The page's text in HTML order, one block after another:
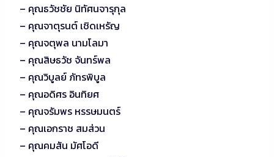
– คุณธวัชชัย นิทัศนจารุกุล
– คุณจาตุรนต์ เชิดเหรัญ
– คุณจตุพล นามโลมา
– คุณสิษธวัช จันทร์พล
– คุณวิบูลย์ ภัทรพิบูล
– คุณอดิศร อินทิยศ
– คุณจรัมพร หรรษมนตร์
– คุณเอกราช สมส่วน
– คุณคมสัน มัศโอดี